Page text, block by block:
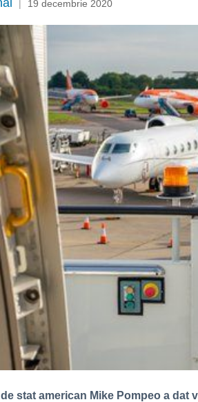
| 19 decembrie 2020
stat american Mike Pompeo a